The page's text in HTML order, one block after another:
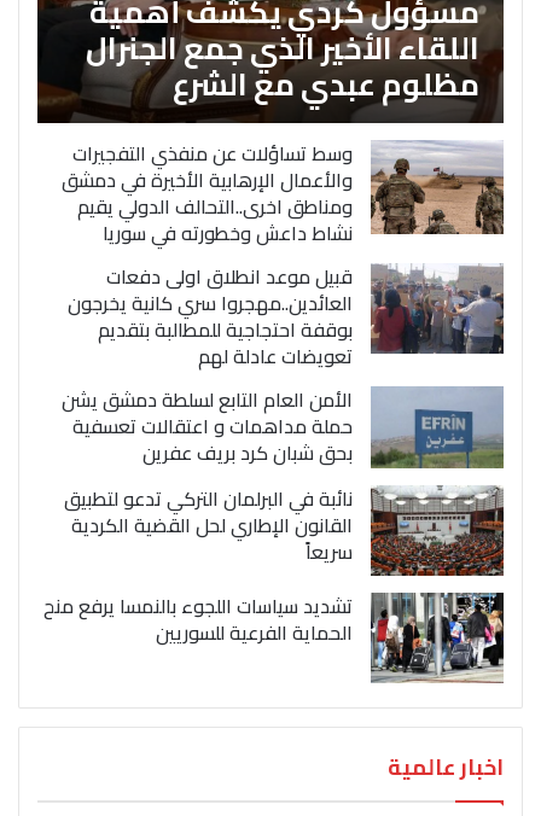
اللقاء الأخير الذي جمع الجنرال
مظلوم عبدي مع الشرع
وسط تساؤلات عن منفذي التفجيرات
والأعمال الإرهابية الأخيرة في دمشق
ومناطق اخرى..التحالف الدولي يقيم
نشاط داعش وخطورته في سوريا
قبيل موعد انطلاق اولى دفعات
العائدين..مهجروا سري كانية يخرجون
بوقفة احتجاجية للمطالبة بتقديم
تعويضات عادلة لهم
الأمن العام التابع لسلطة دمشق يشن
حملة مداهمات و اعتقالات تعسفية
بحق شبان كرد بريف عفرين
نائبة في البرلمان التركي تدعو لتطبيق
القانون الإطاري لحل القضية الكردية
سريعاً
تشديد سياسات اللجوء بالنمسا يرفع منح
الحماية الفرعية للسوريين
اخبار عالمية